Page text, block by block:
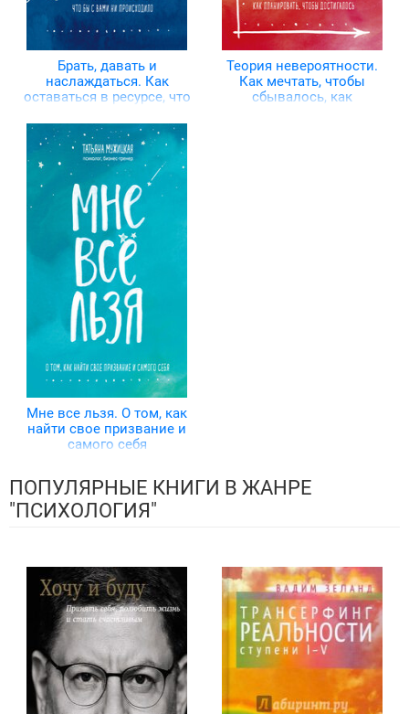
Брать, давать и
наслаждаться. Как
оставаться в ресурсе, что
происходило
Теория невероятности.
Как мечтать, чтобы
сбывалось, как
Мне все льзя. О том, как
найти свое призвание и
самого себя
ПОПУЛЯРНЫЕ КНИГИ В ЖАНРЕ
"ПСИХОЛОГИЯ"